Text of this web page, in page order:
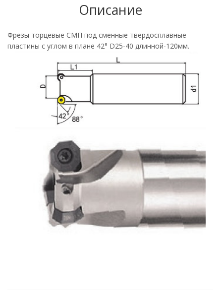
Описание
Фрезы торцевые СМП под сменные твердосплавные
пластины с углом в плане 42° D25-40 длинной-120мм.